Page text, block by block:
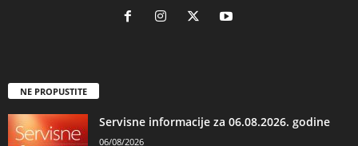
NE PROPUSTITE
Servisne informacije za 06.08.2026. godine
06/08/2026